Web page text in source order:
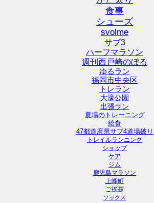
食事
シューズ
svolme
サブ3
ハーフマラソン
週刊西戸崎のぼる
ゆるラン
福岡市中央区
トレラン
大濠公園
出張ラン
夏場のトレーニング
給食
47都道府県サブ4道場破り
トレイルランニング
ショップ
ケア
ジム
鹿児島マラソン
上峰町
ご挨拶
ソックス